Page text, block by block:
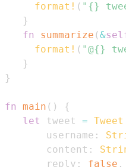
format! ( "{}
}
fn
summarize (&
format! ( "@{}
}
}
fn main ( )
{
let
tweet = Tweet
       username
:
       content
:
       reply
: false ,